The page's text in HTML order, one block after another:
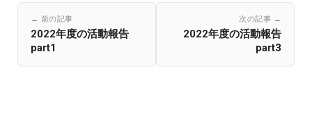
← 前の記事
2022年度の活動報告
part1
次の記事 →
2022年度の活動報告
part3